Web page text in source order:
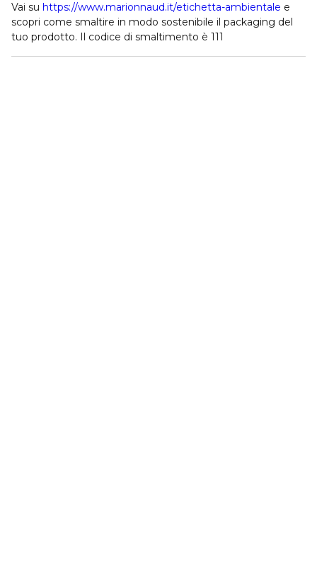
Vai su https://www.marionnaud.it/etichetta-ambientale e
scopri come smaltire in modo sostenibile il packaging del
tuo prodotto. Il codice di smaltimento è 111